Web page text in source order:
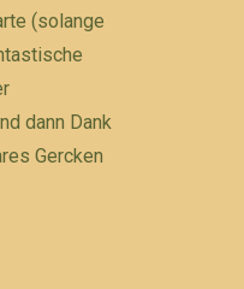
(solange
dann Dank
Gercken